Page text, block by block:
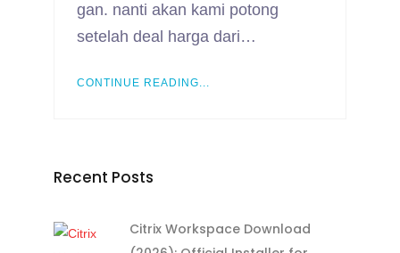
gan. nanti akan kami potong
setelah deal harga dari…
CONTINUE READING...
Recent Posts
Citrix Workspace Download